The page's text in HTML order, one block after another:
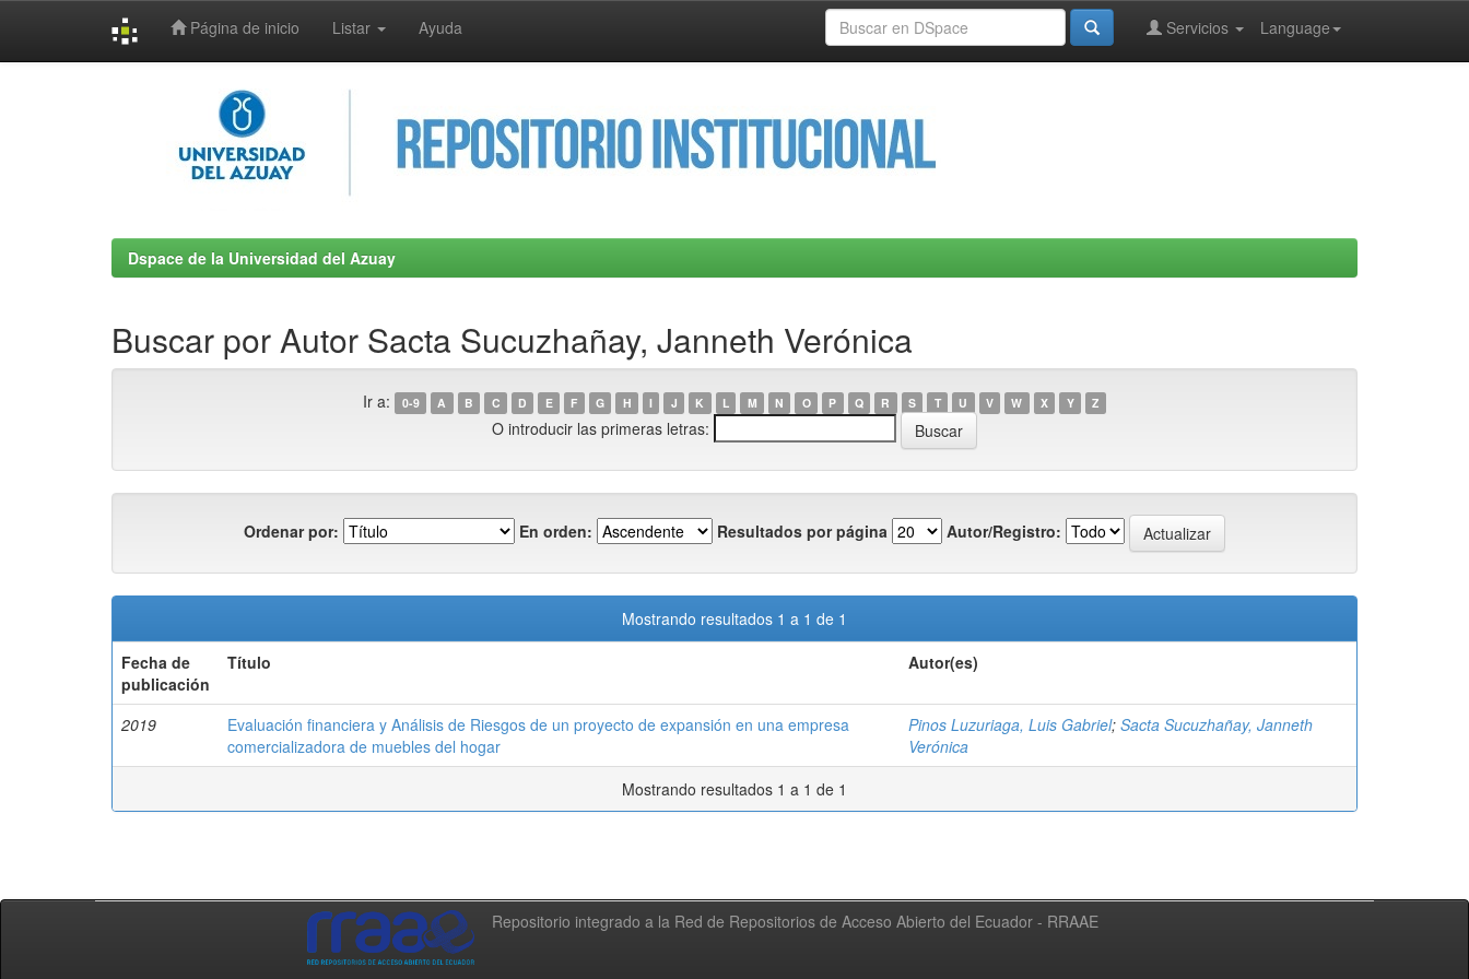
Página de inicio Listar Ayuda Language
Servicios
Dspace de la Universidad del Azuay
Buscar por Autor Sacta Sucuzhañay, Janneth Verónica
Ir a: 0-9 A B C D E F G H I J K L M N O P Q R S T U V W X Y Z
O introducir las primeras letras:
Ordenar por: En orden: Resultados por página Autor/Registro:
Mostrando resultados 1 a 1 de 1
Fecha de
publicación
Título Autor(es)
2019
Evaluación financiera y Análisis de Riesgos de un proyecto de expansión en una empresa
comercializadora de muebles del hogar
Pinos Luzuriaga, Luis Gabriel; Sacta Sucuzhañay, Janneth
Verónica
Mostrando resultados 1 a 1 de 1
Repositorio integrado a la Red de Repositorios de Acceso Abierto del Ecuador - RRAAE